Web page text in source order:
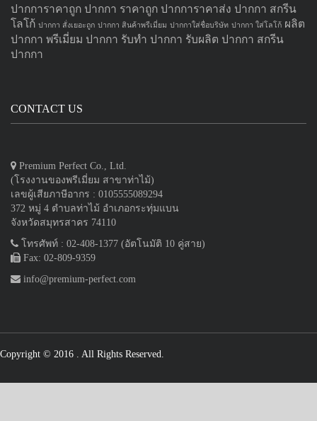
ปากการาคาถูก ปากกา ราคาถูก ปากการาคาส่ง ปากกา สกรีน
โลโก้ ปากกา สั่งเยอะถูก ปากกา สินค้าพรีเมี่ยม ปากกาใส่ชื่อบริษัท ปากกา ใส่โลโก้ ผลิต
ปากกา พรีเมี่ยม ปากกา รับทำ ปากกา รับผลิต ปากกา สกรีน
ปากกา
CONTACT US
Premium Perfect Co., Ltd.
(โรงงานของพรีเมี่ยม สาขาท่าไม้)
เลขผู้เสียภาษีอากร : 0105555089294
372 หมู่ 4 ตำบลท่าไม้ อำเภอกระทุ่มแบน
จังหวัดสมุทรสาคร 74110
โทรศัพท์ : 02-408-1377 (อัตโนมัติ 10 คู่สาย)
Fax: 02-809-9359
info@premium-perfect.com
Copyright © 2016 . All Rights Reserved.